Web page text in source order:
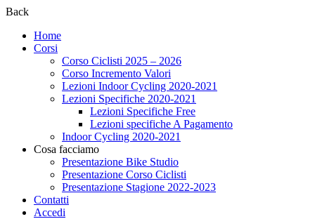
Back
Home
Corsi
Corso Ciclisti 2025 – 2026
Corso Incremento Valori
Lezioni Indoor Cycling 2020-2021
Lezioni Specifiche 2020-2021
Lezioni Specifiche Free
Lezioni specifiche A Pagamento
Indoor Cycling 2020-2021
Cosa facciamo
Presentazione Bike Studio
Presentazione Corso Ciclisti
Presentazione Stagione 2022-2023
Contatti
Accedi